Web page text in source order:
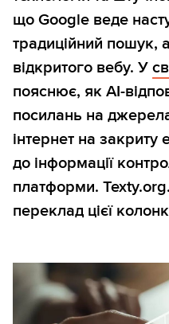
що Google веде
традиційний пошук,
відкритого вебу. У
пояснює, як AI-
посилань на
інтернет на закриту
до інформації
платформи.
переклад цієї